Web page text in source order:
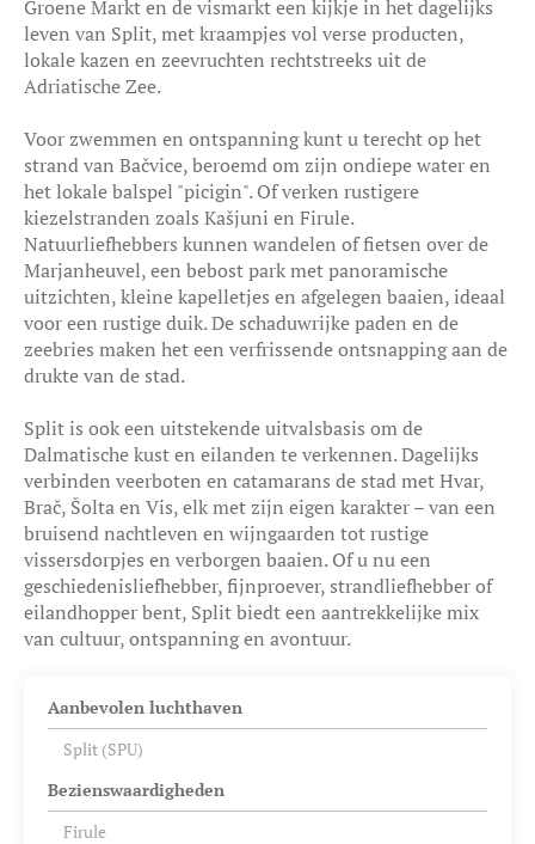
Groene Markt en de vismarkt een kijkje in het dagelijks
leven van Split, met kraampjes vol verse producten,
lokale kazen en zeevruchten rechtstreeks uit de
Adriatische Zee.
Voor zwemmen en ontspanning kunt u terecht op het
strand van Bačvice, beroemd om zijn ondiepe water en
het lokale balspel "picigin". Of verken rustigere
kiezelstranden zoals Kašjuni en Firule.
Natuurliefhebbers kunnen wandelen of fietsen over de
Marjanheuvel, een bebost park met panoramische
uitzichten, kleine kapelletjes en afgelegen baaien, ideaal
voor een rustige duik. De schaduwrijke paden en de
zeebries maken het een verfrissende ontsnapping aan de
drukte van de stad.
Split is ook een uitstekende uitvalsbasis om de
Dalmatische kust en eilanden te verkennen. Dagelijks
verbinden veerboten en catamarans de stad met Hvar,
Brač, Šolta en Vis, elk met zijn eigen karakter – van een
bruisend nachtleven en wijngaarden tot rustige
vissersdorpjes en verborgen baaien. Of u nu een
geschiedenisliefhebber, fijnproever, strandliefhebber of
eilandhopper bent, Split biedt een aantrekkelijke mix
van cultuur, ontspanning en avontuur.
Aanbevolen luchthaven
Split (SPU)
Bezienswaardigheden
Firule